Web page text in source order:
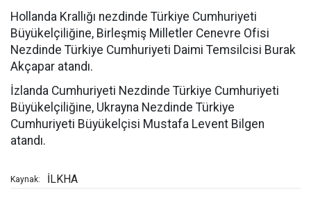
Hollanda Krallığı nezdinde Türkiye Cumhuriyeti
Büyükelçiliğine, Birleşmiş Milletler Cenevre Ofisi
Nezdinde Türkiye Cumhuriyeti Daimi Temsilcisi Burak
Akçapar atandı.
İzlanda Cumhuriyeti Nezdinde Türkiye Cumhuriyeti
Büyükelçiliğine, Ukrayna Nezdinde Türkiye
Cumhuriyeti Büyükelçisi Mustafa Levent Bilgen
atandı.
Kaynak: İLKHA